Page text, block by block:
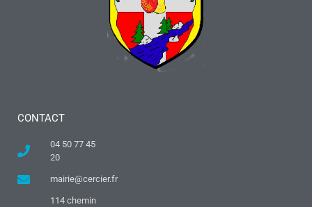
CONTACT
04 50 77 45
20
mairie@cercier.fr
114 chemin